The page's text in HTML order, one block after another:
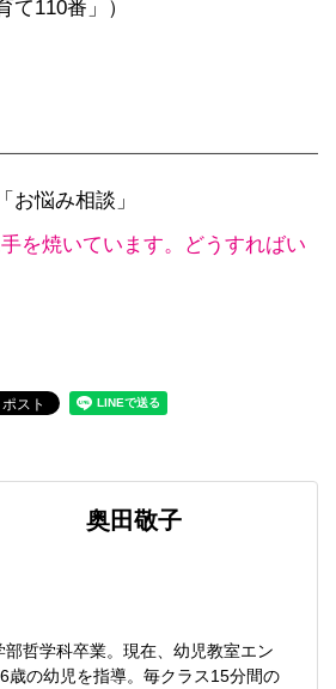
て110番」）
お悩み相談」
を焼いています。どうすればい
奥田敬子
哲学科卒業。現在、幼児教室エン
歳の幼児を指導。毎クラス15分間の